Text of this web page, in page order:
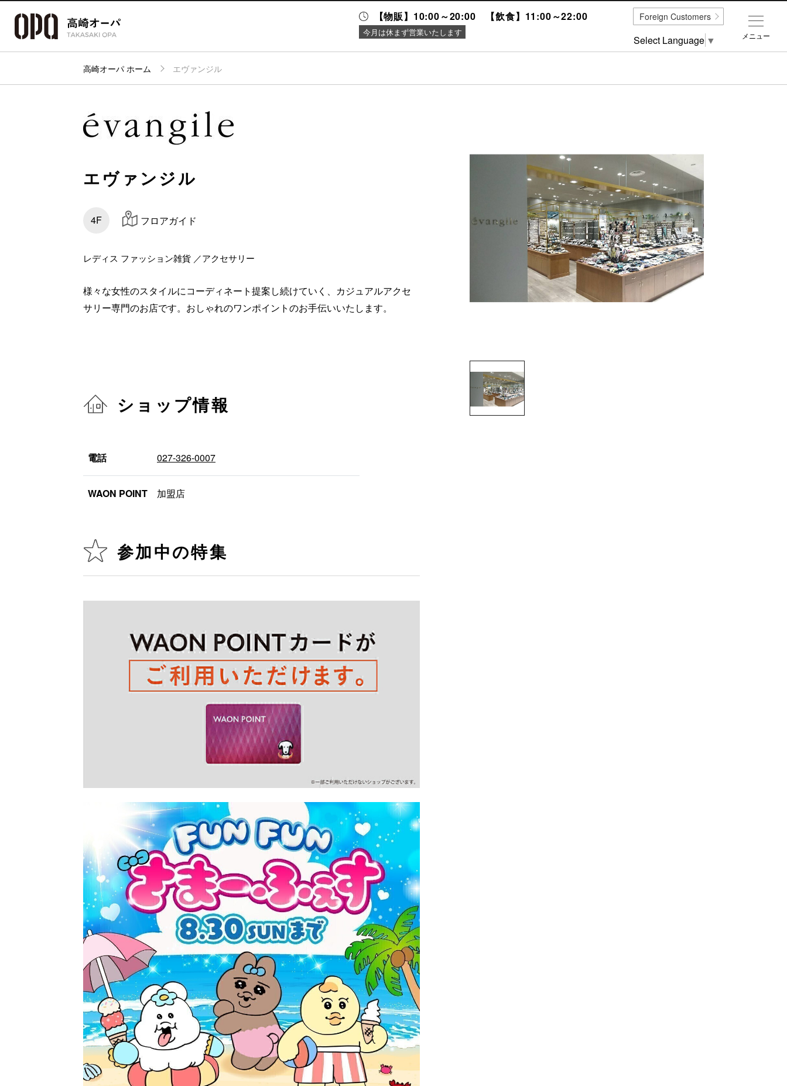
【物販】10:00～20:00 【飲食】11:00～22:00
今月は休まず営業いたします
パーキング
イベント
高崎オーパ ホーム エヴァンジル
エヴァンジル
4F フロアガイド
レディス ファッション雑貨 ／アクセサリー
様々な女性のスタイルにコーディネート提案し続けていく、カジュアルアクセ
サリー専門のお店です。おしゃれのワンポイントのお手伝いいたします。
ショップ情報
電話 027-326-0007
WAON POINT 加盟店
参加中の特集
メニュー
Foreign Customers
Select Language ▼